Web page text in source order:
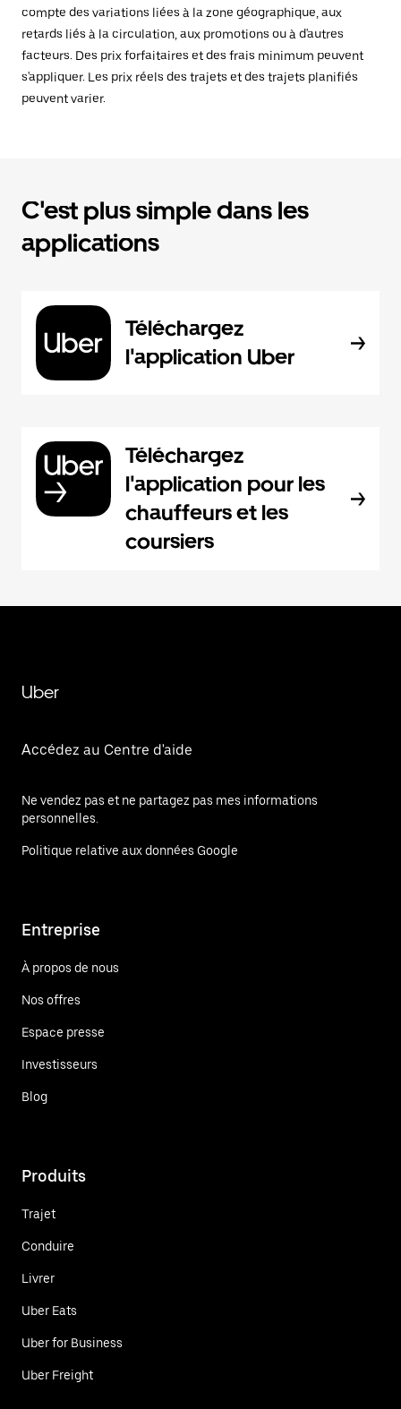
compte des variations liées à la zone géographique, aux
retards liés à la circulation, aux promotions ou à d'autres
facteurs. Des prix forfaitaires et des frais minimum peuvent
s'appliquer. Les prix réels des trajets et des trajets planifiés
peuvent varier.
C'est plus simple dans les
applications
Téléchargez
l'application Uber
Téléchargez
l'application pour les
chauffeurs et les
coursiers
Uber
Accédez au Centre d'aide
Ne vendez pas et ne partagez pas mes informations
personnelles.
Politique relative aux données Google
Entreprise
À propos de nous
Nos offres
Espace presse
Investisseurs
Blog
Produits
Trajet
Conduire
Livrer
Uber Eats
Uber for Business
Uber Freight